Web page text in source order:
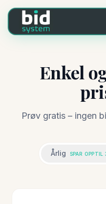
Enkel
Prøv gratis – ingen
Årlig SPAR OPPTIL